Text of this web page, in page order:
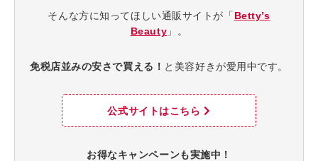
そんな方に知ってほしい通販サイトが「 Betty’s
Beauty 」。
免税店並みの安さで買える！ と美容好きが愛用中です。
公式サイトはこちら
お得なキャンペーンも実施中！